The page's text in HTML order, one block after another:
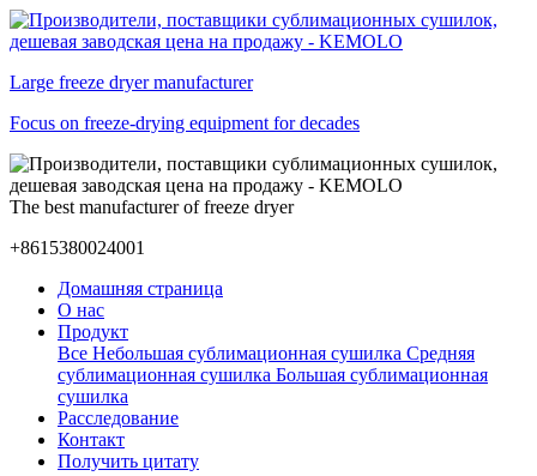
Large freeze dryer manufacturer
Focus on freeze-drying equipment for decades
The best manufacturer of freeze dryer
+8615380024001
Домашняя страница
О нас
Продукт
Все Небольшая сублимационная сушилка Средняя
сублимационная сушилка Большая сублимационная
сушилка
Расследование
Контакт
Получить цитату